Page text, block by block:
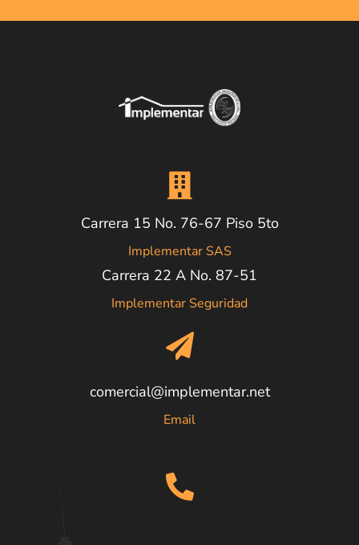
Carrera 15 No. 76-67 Piso 5to
Implementar SAS
Carrera 22 A No. 87-51
Implementar Seguridad
comercial@implementar.net
Email